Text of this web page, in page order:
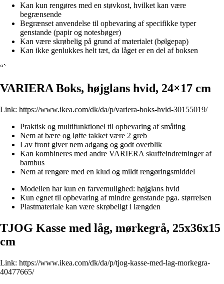
Kan kun rengøres med en støvkost, hvilket kan være
begrænsende
Begrænset anvendelse til opbevaring af specifikke typer
genstande (papir og notesbøger)
Kan være skrøbelig på grund af materialet (bølgepap)
Kan ikke genlukkes helt tæt, da låget er en del af boksen
“`
VARIERA Boks, højglans hvid, 24×17 cm
Link: https://www.ikea.com/dk/da/p/variera-boks-hvid-30155019/
Praktisk og multifunktionel til opbevaring af småting
Nem at bære og løfte takket være 2 greb
Lav front giver nem adgang og godt overblik
Kan kombineres med andre VARIERA skuffeindretninger af
bambus
Nem at rengøre med en klud og mildt rengøringsmiddel
Modellen har kun en farvemulighed: højglans hvid
Kun egnet til opbevaring af mindre genstande pga. størrelsen
Plastmateriale kan være skrøbeligt i længden
TJOG Kasse med låg, mørkegrå, 25x36x15
cm
Link: https://www.ikea.com/dk/da/p/tjog-kasse-med-lag-morkegra-
40477665/